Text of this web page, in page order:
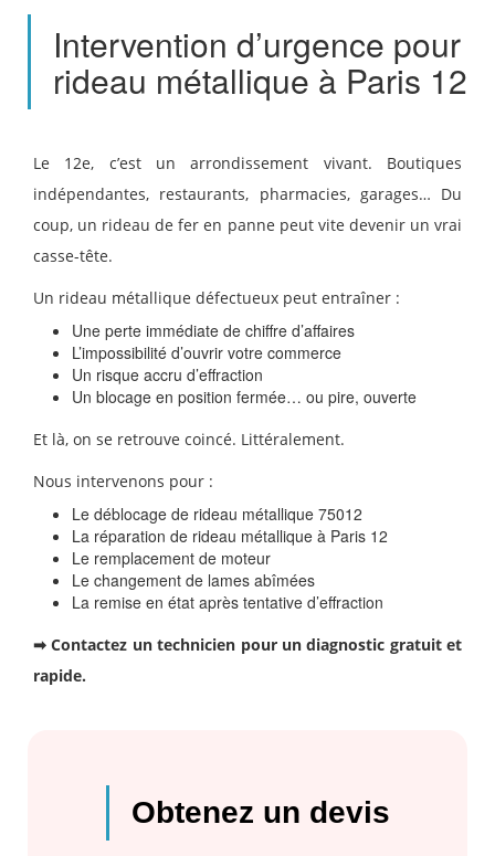
Intervention d’urgence pour
rideau métallique à Paris 12
Le 12e, c’est un arrondissement vivant. Boutiques
indépendantes, restaurants, pharmacies, garages… Du
coup, un rideau de fer en panne peut vite devenir un vrai
casse-tête.
Un rideau métallique défectueux peut entraîner :
Une perte immédiate de chiffre d’affaires
L’impossibilité d’ouvrir votre commerce
Un risque accru d’effraction
Un blocage en position fermée… ou pire, ouverte
Et là, on se retrouve coincé. Littéralement.
Nous intervenons pour :
Le déblocage de rideau métallique 75012
La réparation de rideau métallique à Paris 12
Le remplacement de moteur
Le changement de lames abîmées
La remise en état après tentative d’effraction
➡ Contactez un technicien pour un diagnostic gratuit et
rapide.
Obtenez un devis